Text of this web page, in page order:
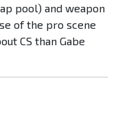
pool) and weapon
of the pro scene
CS than Gabe